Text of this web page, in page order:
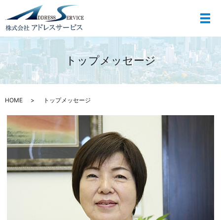
メ
トップメッセージ
HOME トップメッセージ